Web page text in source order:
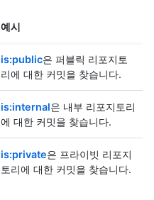
예시
is:public은 퍼블릭 리포지토
리에 대한 커밋을 찾습니다.
is:internal은 내부 리포지토리
에 대한 커밋을 찾습니다.
is:private은 프라이빗 리포지
토리에 대한 커밋을 찾습니다.